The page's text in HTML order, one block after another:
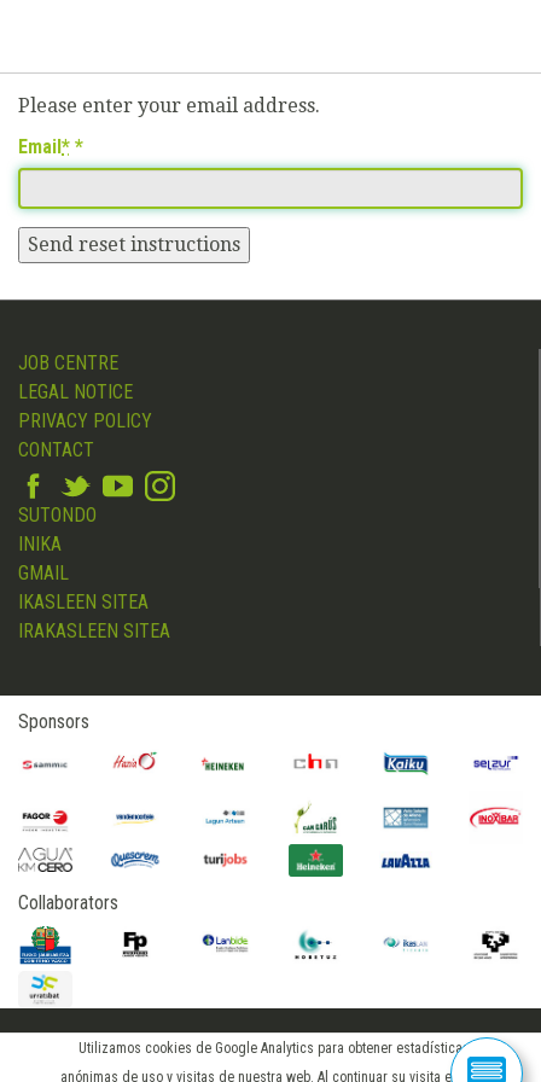
Utilizamos cookies de Google Analytics para obtener estadísticas
anónimas de uso y visitas de nuestra web. Al continuar su visita en este
Please enter your email address.
Email*
Send reset instructions
JOB CENTRE
LEGAL NOTICE
PRIVACY POLICY
CONTACT
SUTONDO
INIKA
GMAIL
IKASLEEN SITEA
IRAKASLEEN SITEA
Sponsors
Collaborators
2015 © hostelerialeioa